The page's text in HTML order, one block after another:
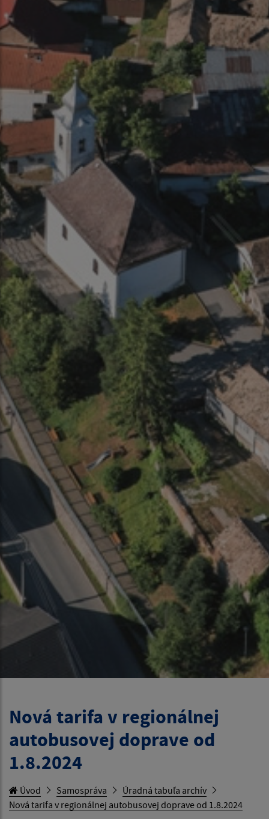
Nová tarifa v regionálnej
autobusovej doprave od
1.8.2024
Úvod Samospráva
Úradná tabuľa archív
Nová tarifa v regionálnej autobusovej doprave od 1.8.2024